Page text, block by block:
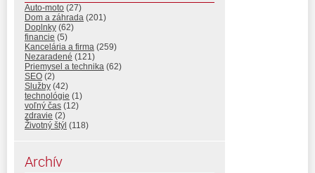
Auto-moto (27)
Dom a záhrada (201)
Doplnky (62)
financie (5)
Kancelária a firma (259)
Nezaradené (121)
Priemysel a technika (62)
SEO (2)
Služby (42)
technológie (1)
voľný čas (12)
zdravie (2)
Životný štýl (118)
Archív